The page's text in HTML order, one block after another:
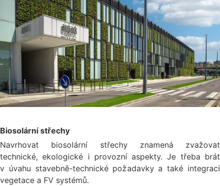
Biosolární střechy
Navrhovat biosolární střechy znamená zvažovat
technické, ekologické i provozní aspekty. Je třeba brát
v úvahu stavebně-technické požadavky a také integraci
vegetace a FV systémů.